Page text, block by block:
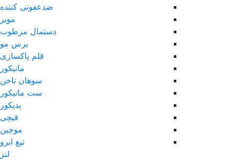
ضدعفونی کننده
موبر
دستمال مرطوب
برس مو
قلم پاکسازی
مانیکور
سوهان ناخن
ست مانیکور
پدیکور
قیچی
موچین
تیغ ابرو
لنز